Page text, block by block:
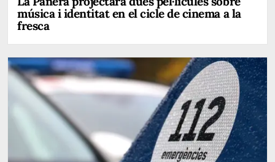
música i identitat en el cicle de cinema a la
fresca